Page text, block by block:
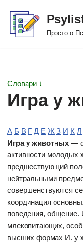
Перейти
Просто о
Словари ↓
Игра у
А Б В Г Д Е Ж З И К Л
Игра у животных —
активности молодых
предшествующий
нейтральными
совершенствуются
координация
поведения, общение.
млекопитающих,
высших формах И. у